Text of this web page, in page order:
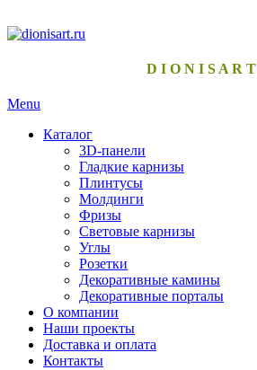
D I O N I S A R T
Menu
Каталог
3D-панели
Гладкие карнизы
Плинтусы
Молдинги
Фризы
Световые карнизы
Углы
Розетки
Декоративные камины
Декоративные порталы
О компании
Наши проекты
Доставка и оплата
Контакты